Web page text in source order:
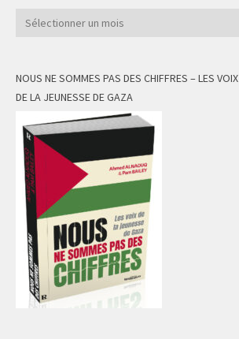
Archives
NOUS NE SOMMES PAS DES CHIFFRES – LES VOIX
DE LA JEUNESSE DE GAZA